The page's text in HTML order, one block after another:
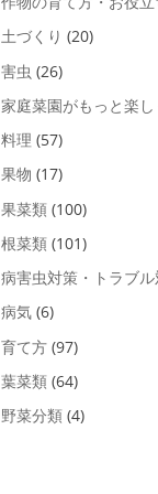
土づくり (20)
害虫 (26)
家庭菜園がもっと楽し
料理 (57)
果物 (17)
果菜類 (100)
根菜類 (101)
病害虫対策・トラブ
病気 (6)
育て方 (97)
葉菜類 (64)
野菜分類 (4)